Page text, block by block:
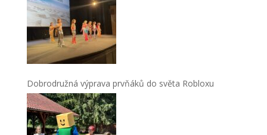
Dobrodružná výprava prvňáků do světa Robloxu